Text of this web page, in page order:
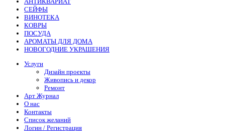
СЕЙФЫ
ВИНОТЕКА
КОВРЫ
ПОСУДА
АРОМАТЫ ДЛЯ ДОМА
НОВОГОДНИЕ УКРАШЕНИЯ
Услуги
Дизайн проекты
Живопись и декор
Ремонт
Арт Журнал
О нас
Контакты
Список желаний
Логин / Регистрация